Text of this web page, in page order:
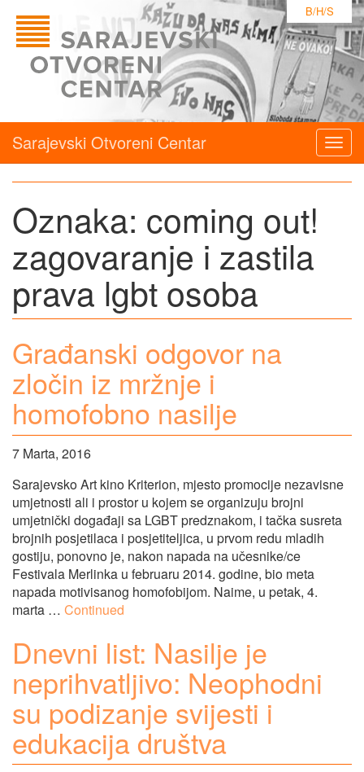
B/H/S
Sarajevski Otvoreni Centar
Oznaka: coming out!
zagovaranje i zastila
prava lgbt osoba
Građanski odgovor na
zločin iz mržnje i
homofobno nasilje
7 Marta, 2016
Sarajevsko Art kino Kriterion, mjesto promocije nezavisne
umjetnosti ali i prostor u kojem se organizuju brojni
umjetnički događaji sa LGBT predznakom, i tačka susreta
brojnih posjetilaca i posjetiteljica, u prvom redu mladih
gostiju, ponovno je, nakon napada na učesnike/ce
Festivala Merlinka u februaru 2014. godine, bio meta
napada motivisanog homofobijom. Naime, u petak, 4.
marta … Continued
Dnevni list: Nasilje je
neprihvatljivo: Neophodni
su podizanje svijesti i
edukacija društva